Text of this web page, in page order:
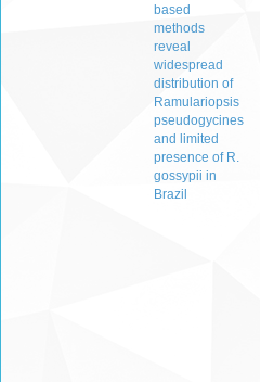
based
methods
reveal
widespread
distribution of
Ramulariopsis
pseudogycines
and limited
presence of R.
gossypii in
Brazil